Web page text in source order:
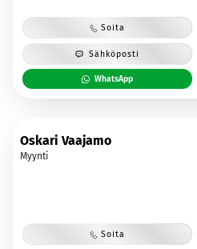
Soita
Sähköposti
WhatsApp
Oskari Vaajamo
Myynti
Soita